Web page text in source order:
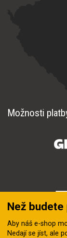
Možnosti
Než
Aby náš e-shop
Nedají se jíst, ale